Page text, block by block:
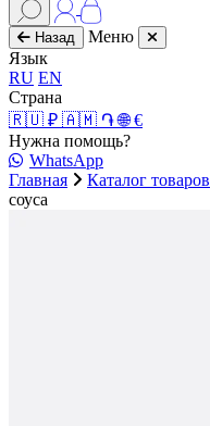
Назад
Меню
Язык
RU EN
Страна
🇷🇺 ₽ 🇦🇲 ֏🌐 €
Нужна помощь?
WhatsApp
Главная
Каталог товаров
соуса